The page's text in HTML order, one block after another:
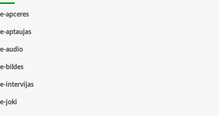
e-apceres
e-aptaujas
e-audio
e-bildes
e-intervijas
e-joki